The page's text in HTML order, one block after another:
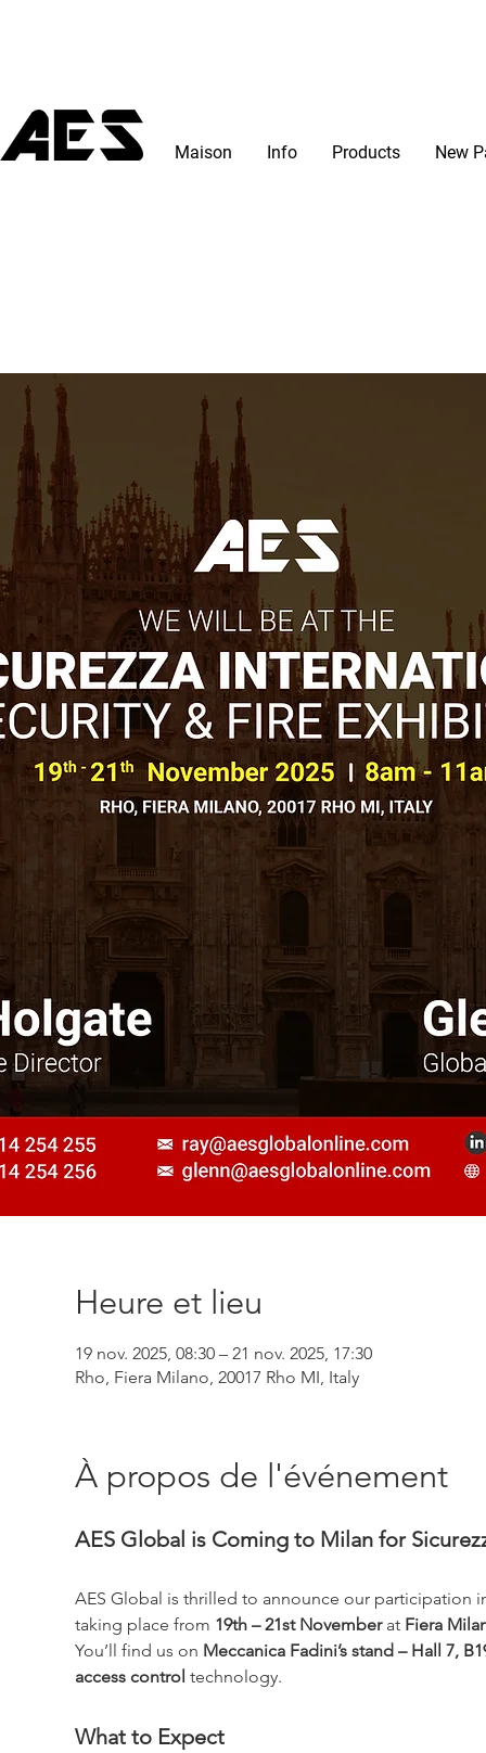
Maison Info Products New
Heure et lieu
19 nov. 2025, 08:30 – 21 nov. 2025, 17:30
Rho, Fiera Milano, 20017 Rho MI, Italy
À propos de l'événement
AES Global is Coming to Milan for
AES Global is thrilled to announce our participation
taking place from 19th – 21st November at Fiera
You’ll find us on Meccanica Fadini’s stand – Hall 7,
access control technology.
What to Expect